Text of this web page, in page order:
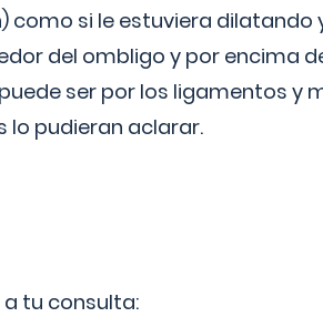
como si le estuviera dilatando
del ombligo y por encima
ser por los ligamentos y
lo pudieran aclarar.
tu consulta: